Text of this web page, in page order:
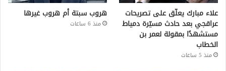
علاء مبارك يعلّق على تصريحات
عراقجي بعد حادث مسيّرة دمياط
مستشهدًا بمقولة لعمر بن
الخطاب
منذ 5 ساعات
هروب سبتة أم هروب غيرها
منذ 6 ساعات